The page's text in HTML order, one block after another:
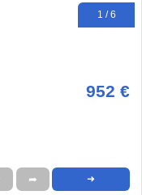
1 / 6
952 €
➦ ➜